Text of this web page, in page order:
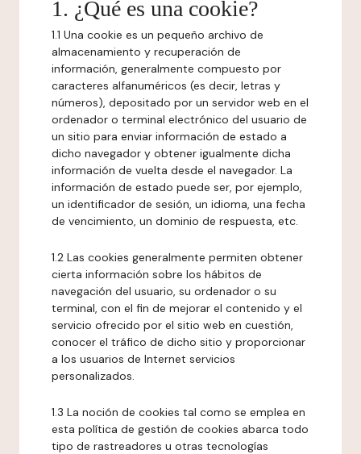
1. ¿Qué es una cookie?
1.1 Una cookie es un pequeño archivo de
almacenamiento y recuperación de
información, generalmente compuesto por
caracteres alfanuméricos (es decir, letras y
números), depositado por un servidor web en el
ordenador o terminal electrónico del usuario de
un sitio para enviar información de estado a
dicho navegador y obtener igualmente dicha
información de vuelta desde el navegador. La
información de estado puede ser, por ejemplo,
un identificador de sesión, un idioma, una fecha
de vencimiento, un dominio de respuesta, etc.
1.2 Las cookies generalmente permiten obtener
cierta información sobre los hábitos de
navegación del usuario, su ordenador o su
terminal, con el fin de mejorar el contenido y el
servicio ofrecido por el sitio web en cuestión,
conocer el tráfico de dicho sitio y proporcionar
a los usuarios de Internet servicios
personalizados.
1.3 La noción de cookies tal como se emplea en
esta política de gestión de cookies abarca todo
tipo de rastreadores u otras tecnologías